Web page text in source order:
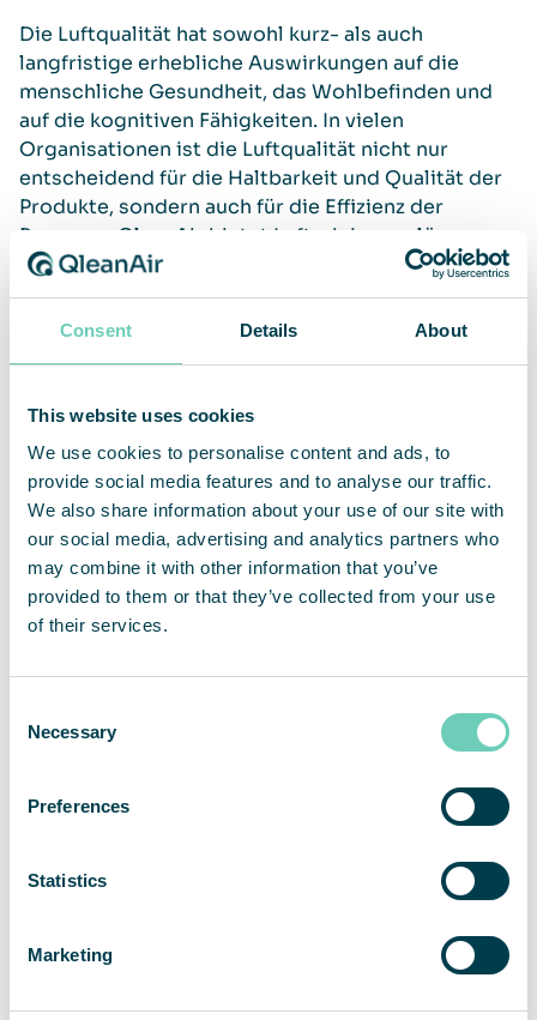
Consent Details About
This website uses cookies
We use cookies to personalise content and ads, to
provide social media features and to analyse our traffic.
We also share information about your use of our site with
our social media, advertising and analytics partners who
may combine it with other information that you’ve
provided to them or that they’ve collected from your use
of their services.
Selection
Necessary
Preferences
Statistics
Marketing
Die Luftqualität hat sowohl kurz- als auch
langfristige erhebliche Auswirkungen auf die
menschliche Gesundheit, das Wohlbefinden und
auf die kognitiven Fähigkeiten. In vielen
Organisationen ist die Luftqualität nicht nur
entscheidend für die Haltbarkeit und Qualität der
Produkte, sondern auch für die Effizienz der
Prozesse. QleanAir bietet Luftreinigungslösungen
für eine Vielzahl von Umgebungen an wie
Produktionsanlagen und Lagern bis hin zu Büros,
Schulen und Gesundheitseinrichtungen in
Mehr lesen
WHO über Luftverschmutzung
Europäische Kommision über Umwelt und
Lebensmittelqualität
Auswirkungen der Luftqualität auf unsere
Gesundheit